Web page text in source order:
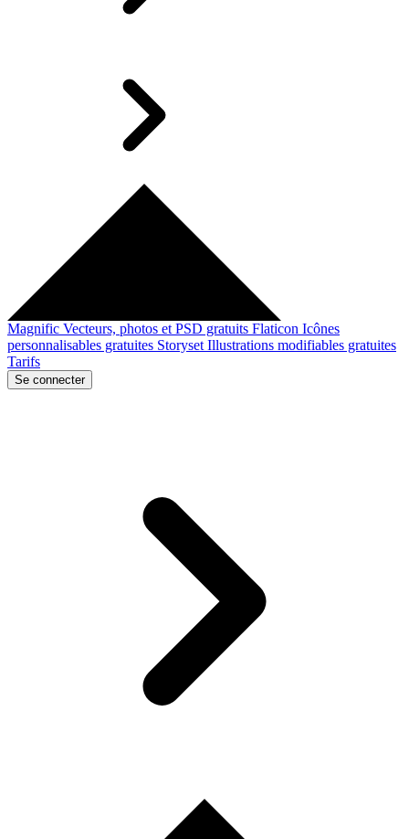
Magnific Vecteurs, photos et PSD gratuits Flaticon Icônes
personnalisables gratuites Storyset Illustrations modifiables gratuites
Tarifs
Se connecter